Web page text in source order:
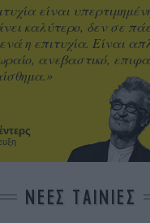
είναι
καλύτερο, δεν σε
η επιτυχία. Είναι
ανεβαστικό,
ΝΕΕΣ ΤΑΙΝΙΕΣ